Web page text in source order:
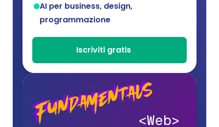
AI per business, design,
programmazione
Iscriviti gratis